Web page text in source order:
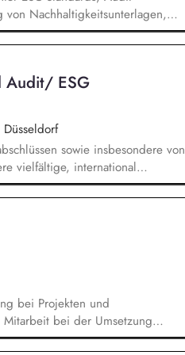
von Nachhaltigkeitsunterlagen,
von ESG-KPIs,
und Umsetzung von
inklusive
und Markttrends.
Audit/ ESG
Düsseldorf
sowie insbesondere von
vielfältige, international
Prozessen und der Erstellung
Beratungsprojekte mit dem
in nationalen und internationalen
bei Projekten und
bei der Umsetzung
bei der Erstellung des